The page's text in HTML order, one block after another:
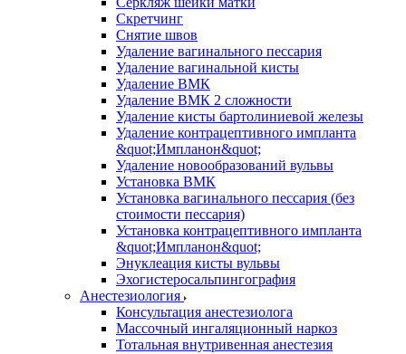
Скретчинг
Снятие швов
Удаление вагинального пессария
Удаление вагинальной кисты
Удаление ВМК
Удаление ВМК 2 сложности
Удаление кисты бартолиниевой железы
Удаление контрацептивного импланта
&quot;Импланон&quot;
Удаление новообразований вульвы
Установка ВМК
Установка вагинального пессария (без
стоимости пессария)
Установка контрацептивного импланта
&quot;Импланон&quot;
Энуклеация кисты вульвы
Эхогистеросальпингография
Анестезиология
Консультация анестезиолога
Массочный ингаляционный наркоз
Тотальная внутривенная анестезия